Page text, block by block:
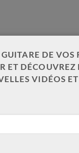
DE VOS
ET
VIDÉOS